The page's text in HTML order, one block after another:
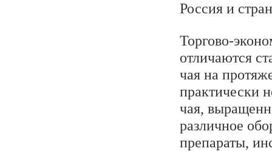
Россия и
Торгово-
отличаются
чая на
практически
чая,
различное
препараты,